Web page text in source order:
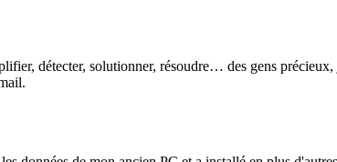
détecter, solutionner, résoudre… des gens